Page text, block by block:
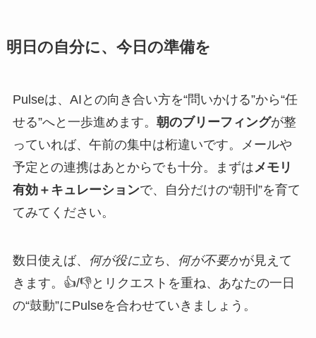
明日の自分に、今日の準備を
Pulseは、AIとの向き合い方を“問いかける”から“任
せる”へと一歩進めます。 朝のブリーフィングが整
っていれば、午前の集中は桁違いです。メールや
予定との連携はあとからでも十分。まずはメモリ
有効＋キュレーションで、自分だけの“朝刊”を育て
てみてください。
数日使えば、 何が役に立ち、何が不要かが見えて
きます。👍/👎とリクエストを重ね、あなたの一日
の“鼓動”にPulseを合わせていきましょう。